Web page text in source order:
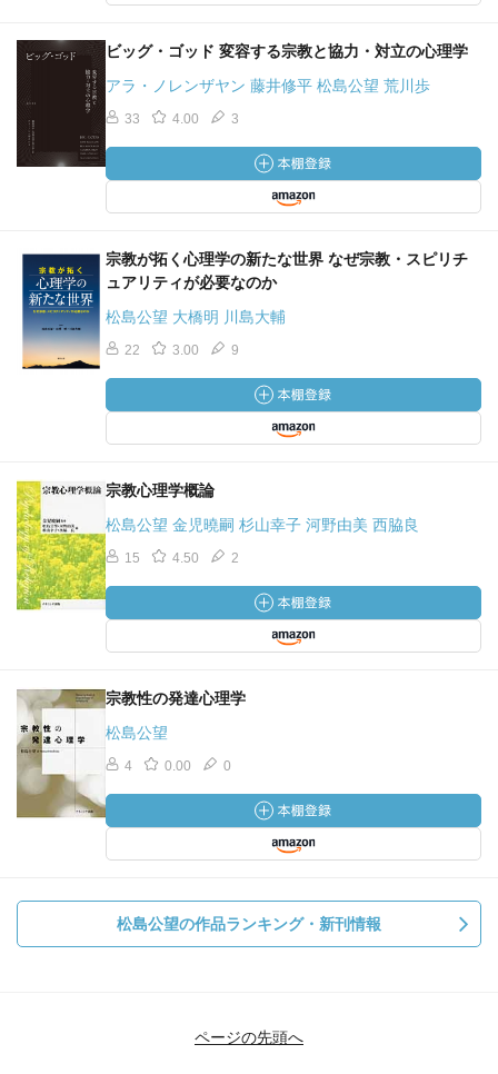
戒心」を持っていたGHQによる「精神的去勢」があった。
とはいえ，こんなことを知っている心理学者はほとんどい
ないだろうし，知っていても踏み込まないだろう。
しかしながら，得られた回答には胸を打つものがあるのも
事実だ。死児への卒業証書授与は，慰霊とともに遺族への
癒しのための儀礼と言える。
【第2章】
今度は阪神・淡路大震災のその後の行動と心理。筆者らが
ろうそく法要に参加した時の「フィールドノート」が紹介
されているが，これを見て，著者に対する気持ちの悪さを
感じた。これは自分自身が阪神・淡路大震災の被災者であ
ることもあるし，まるで盗み聞きしたことを記録している
ものに読み取れるからだ。この記録には，マスコミ関係者
も出てくるが，この心理学者とは異なり，記者であること
問題ないだろうが，心理学者とはこんなにコソコソする部
分があるのか。少なくともこんな記録をオープンにする神
経が理解できない。
また，インタビューでの協力者のコメントは，新聞記者に
も聞かれた時に答える内容とほぼ変わりないと思われる。
新聞とは違い，発言のママ掲載できる利点はあるが，それ
新聞記事でも見られるような内容に過ぎないようにも思
う。
新聞記者ではなく心理学者でないと分からなかった部分は
あるのだろうか？ かつて，岸田秀は「心理学はプロのレ
ベルが低いのではなく，アマのレベルが高い」と言った。
本章は，社会記事を超えていないと思う。宗教心理学の停
チとの差別化やそこからの飛躍が停滞しているところにあ
るのではないか。マスコミも書ける宗教心理論ではなく，
ビッグ・ゴッド 変容する宗教と協力・対立の心理学
アラ・ノレンザヤン 藤井修平 松島公望 荒川歩
33 4.00 3
宗教が拓く心理学の新たな世界 なぜ宗教・スピリチ
ュアリティが必要なのか
松島公望 大橋明 川島大輔
22 3.00 9
宗教心理学概論
松島公望 金児曉嗣 杉山幸子 河野由美 西脇良
15 4.50 2
宗教性の発達心理学
松島公望
4 0.00 0
松島公望の作品ランキング・新刊情報
ページの先頭へ